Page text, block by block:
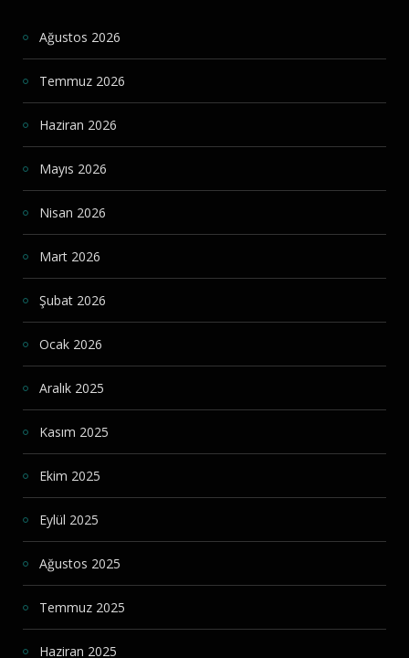
Ağustos 2026
Temmuz 2026
Haziran 2026
Mayıs 2026
Nisan 2026
Mart 2026
Şubat 2026
Ocak 2026
Aralık 2025
Kasım 2025
Ekim 2025
Eylül 2025
Ağustos 2025
Temmuz 2025
Haziran 2025